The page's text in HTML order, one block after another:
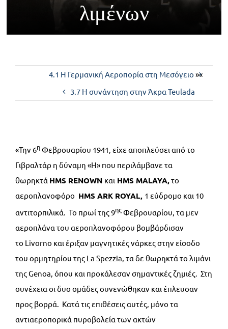
λιμένων
4.1 Η Γερμανική Αεροπορία στη Μεσόγειο »«
3.7 Η συνάντηση στην Άκρα Teulada
«Την 6ηΦεβρουαρίου 1941, είχε αποπλεύσει από το
Γιβραλτάρ η δύναμη «Η» που περιλάμβανε τα
θωρηκτά HMS RENOWN και HMS MALAYA,το
αεροπλανοφόρο HMS ARK ROYAL, 1 εύδρομο και 10
αντιτορπιλικά. Το πρωί της 9ηςΦεβρουαρίου, τα μεν
αεροπλάνα του αεροπλανοφόρου βομβάρδισαν
το Livorno και έριξαν μαγνητικές νάρκες στην είσοδο
του ορμητηρίου της La Spezzia, τα δε θωρηκτά το λιμάνι
της Genoa, όπου και προκάλεσαν σημαντικές ζημιές. Στη
συνέχεια οι δυο ομάδες συνενώθηκαν και έπλευσαν
προς βορρά. Κατά τις επιθέσεις αυτές, μόνο τα
αντιαεροπορικά πυροβολεία των ακτών